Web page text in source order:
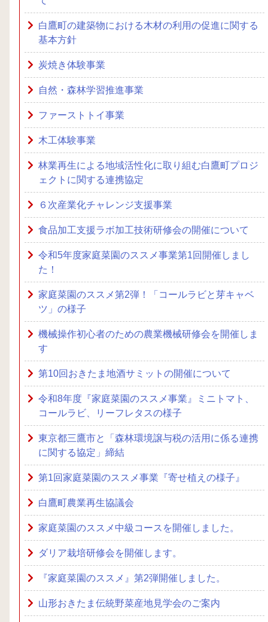
白鷹町の建築物における木材の利用の促進に関する
基本方針
炭焼き体験事業
自然・森林学習推進事業
ファーストトイ事業
木工体験事業
林業再生による地域活性化に取り組む白鷹町プロジ
ェクトに関する連携協定
６次産業化チャレンジ支援事業
食品加工支援ラボ加工技術研修会の開催について
令和5年度家庭菜園のススメ事業第1回開催しまし
た！
家庭菜園のススメ第2弾！「コールラビと芽キャベ
ツ」の様子
機械操作初心者のための農業機械研修会を開催しま
す
第10回おきたま地酒サミットの開催について
令和8年度『家庭菜園のススメ事業』ミニトマト、
コールラビ、リーフレタスの様子
東京都三鷹市と「森林環境譲与税の活用に係る連携
に関する協定」締結
第1回家庭菜園のススメ事業『寄せ植えの様子』
白鷹町農業再生協議会
家庭菜園のススメ中級コースを開催しました。
ダリア栽培研修会を開催します。
『家庭菜園のススメ』第2弾開催しました。
山形おきたま伝統野菜産地見学会のご案内